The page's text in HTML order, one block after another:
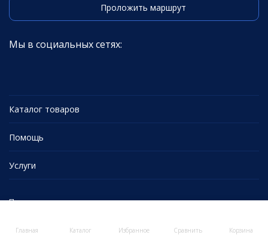
Главная Каталог Избранное Сравнить Корзина
Проложить маршрут
Мы в социальных сетях:
Каталог товаров
Помощь
Услуги
Политика персональных данных